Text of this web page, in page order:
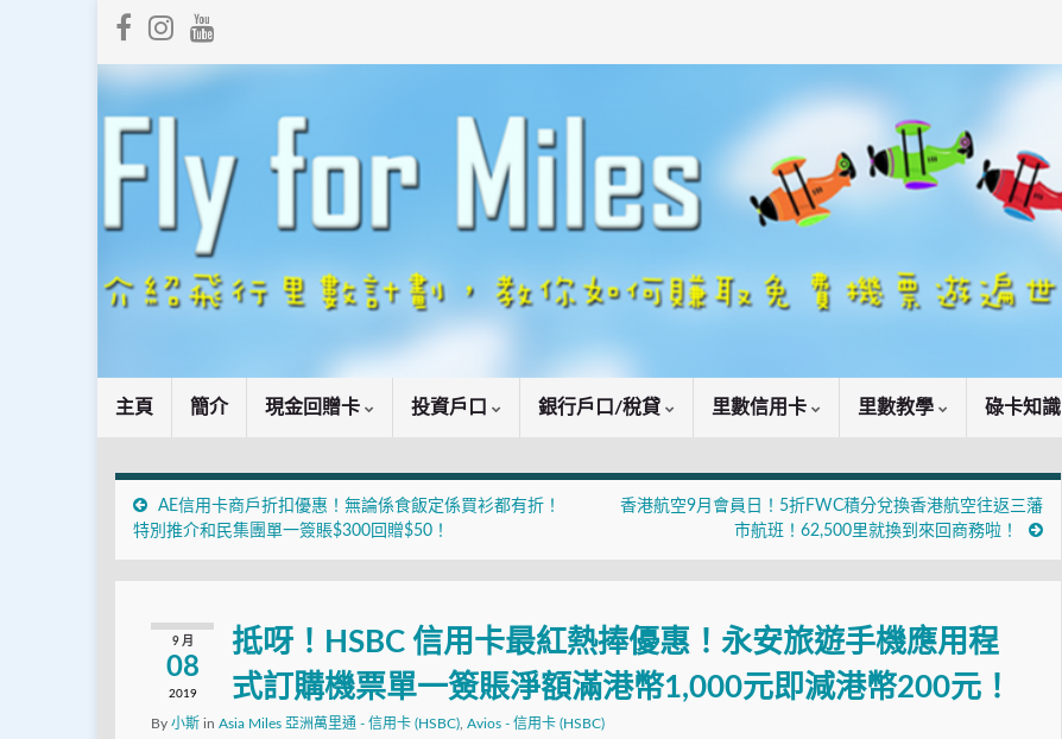
主頁 簡介 現金回贈卡 投資戶口 銀行戶口/稅貸 里數信用卡 里數教學 碌卡知識
AE信用卡商戶折扣優惠！無論係食飯定係買衫都有折！
特別推介和民集團單一簽賬$300回贈$50！
香港航空9月會員日！5折FWC積分兌換香港航空往返三藩
市航班！62,500里就換到來回商務啦！
9 月
08
2019
抵呀！HSBC 信用卡最紅熱捧優惠！永安旅遊手機應用程
式訂購機票單一簽賬淨額滿港幣1,000元即減港幣200元！
By 小斯 in Asia Miles 亞洲萬里通 - 信用卡 (HSBC) Avios - 信用卡 (HSBC)